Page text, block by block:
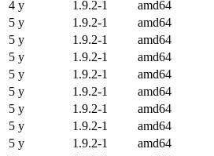
4 y
1.9.2-1 amd64
5 y
1.9.2-1 amd64
5 y
1.9.2-1 amd64
5 y
1.9.2-1 amd64
5 y
1.9.2-1 amd64
5 y
1.9.2-1 amd64
5 y
1.9.2-1 amd64
5 y
1.9.2-1 amd64
5 y
1.9.2-1 amd64